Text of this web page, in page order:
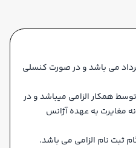
می باشد و در صورت کنسلی
همکار الزامی میباشد و در
مغایرت به عهده آژانس